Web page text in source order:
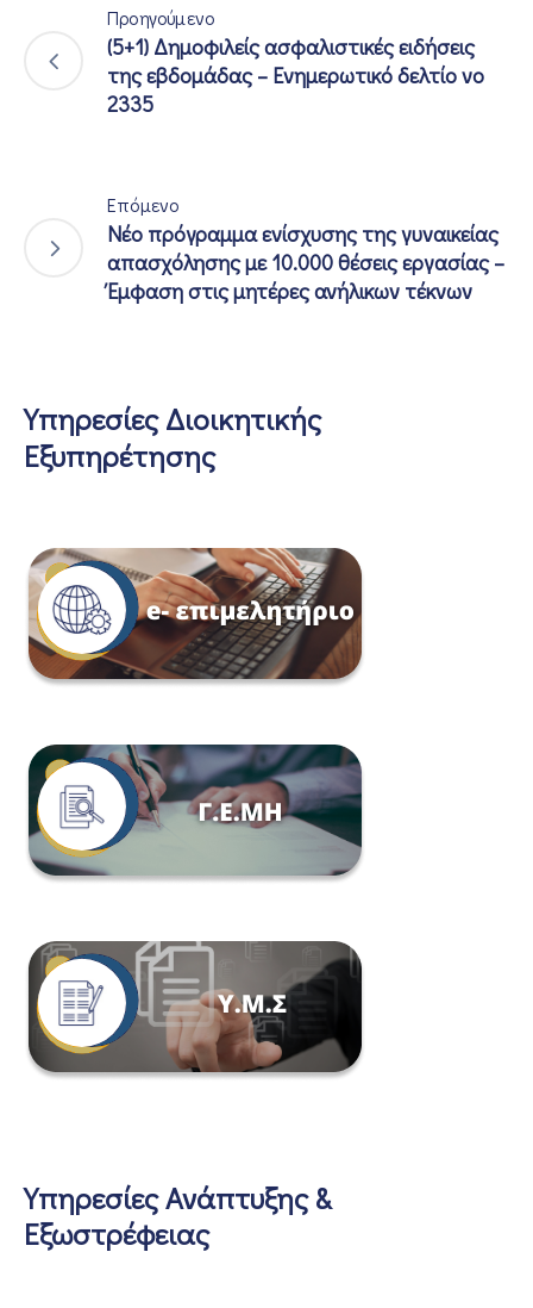
Προηγούμενο
(5+1) Δημοφιλείς ασφαλιστικές ειδήσεις
της εβδομάδας – Ενημερωτικό δελτίο νο
2335
Επόμενο
Νέο πρόγραμμα ενίσχυσης της γυναικείας
απασχόλησης με 10.000 θέσεις εργασίας –
Έμφαση στις μητέρες ανήλικων τέκνων
Υπηρεσίες Διοικητικής
Εξυπηρέτησης
Υπηρεσίες Ανάπτυξης &
Εξωστρέφειας